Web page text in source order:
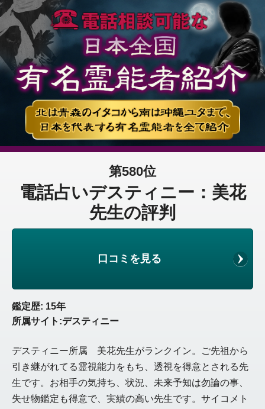
第580位
電話占いデスティニー：美花
先生の評判
口コミを見る
鑑定歴: 15年
所属サイト:デスティニー
デスティニー所属 美花先生がランクイン。ご先祖から
引き継がれてる霊視能力をもち、透視を得意とされる先
生です。お相手の気持ち、状況、未来予知は勿論の事、
失せ物鑑定も得意で、実績の高い先生です。サイコメト